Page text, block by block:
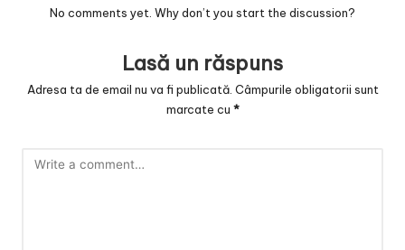
No comments yet. Why don’t you start the discussion?
Lasă un răspuns
Adresa ta de email nu va fi publicată. Câmpurile obligatorii sunt
marcate cu *